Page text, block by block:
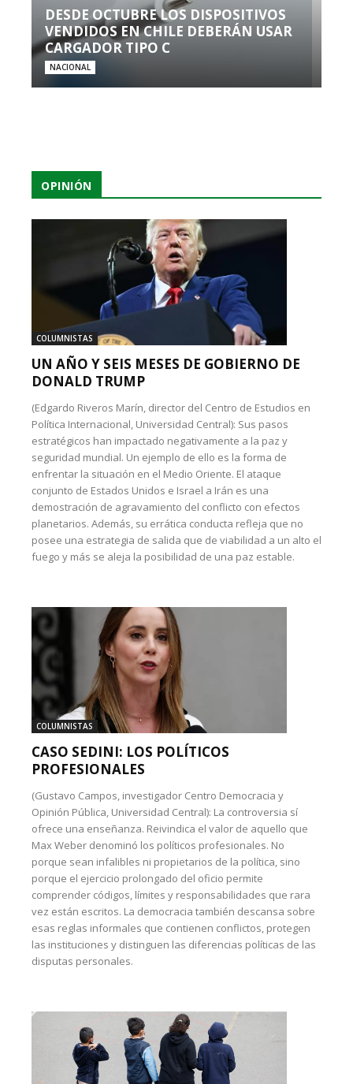
DESDE OCTUBRE LOS DISPOSITIVOS
VENDIDOS EN CHILE DEBERÁN USAR
CARGADOR TIPO C
NACIONAL
OPINIÓN
COLUMNISTAS
UN AÑO Y SEIS MESES DE GOBIERNO DE
DONALD TRUMP
(Edgardo Riveros Marín, director del Centro de Estudios en
Política Internacional, Universidad Central): Sus pasos
estratégicos han impactado negativamente a la paz y
seguridad mundial. Un ejemplo de ello es la forma de
enfrentar la situación en el Medio Oriente. El ataque
conjunto de Estados Unidos e Israel a Irán es una
demostración de agravamiento del conflicto con efectos
planetarios. Además, su errática conducta refleja que no
posee una estrategia de salida que de viabilidad a un alto el
fuego y más se aleja la posibilidad de una paz estable.
COLUMNISTAS
CASO SEDINI: LOS POLÍTICOS
PROFESIONALES
(Gustavo Campos, investigador Centro Democracia y
Opinión Pública, Universidad Central): La controversia sí
ofrece una enseñanza. Reivindica el valor de aquello que
Max Weber denominó los políticos profesionales. No
porque sean infalibles ni propietarios de la política, sino
porque el ejercicio prolongado del oficio permite
comprender códigos, límites y responsabilidades que rara
vez están escritos. La democracia también descansa sobre
esas reglas informales que contienen conflictos, protegen
las instituciones y distinguen las diferencias políticas de las
disputas personales.